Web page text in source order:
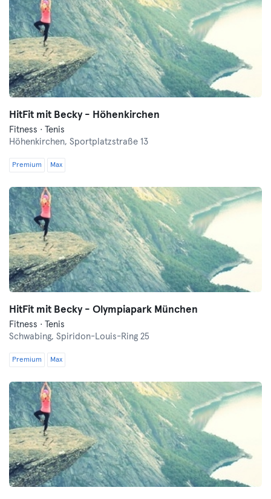
HitFit mit Becky - Höhenkirchen
Fitness · Tenis
Höhenkirchen, Sportplatzstraße 13
Premium Max
HitFit mit Becky - Olympiapark München
Fitness · Tenis
Schwabing, Spiridon-Louis-Ring 25
Premium Max